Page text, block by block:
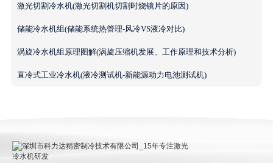
激光切割冷水机(激光切割机切割时烧镜片的原因)
储能冷水机组(储能系统热管理-风冷VS液冷对比)
涡旋冷水机组原理图解(涡旋压缩机发展、工作原理和技术分析)
直冷式工业冷水机(液冷测试机-新能源动力电池测试机)